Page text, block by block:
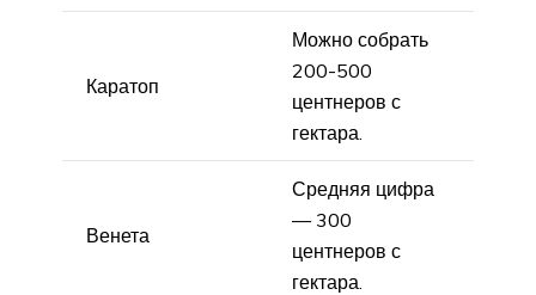
Каратоп
Можно собрать
200-500
центнеров с
гектара.
Венета
Средняя цифра
— 300
центнеров с
гектара.